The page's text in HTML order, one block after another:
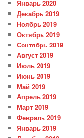
Январь 2020
Декабрь 2019
Ноябрь 2019
Октябрь 2019
Сентябрь 2019
Август 2019
Июль 2019
Июнь 2019
Май 2019
Апрель 2019
Март 2019
Февраль 2019
Январь 2019